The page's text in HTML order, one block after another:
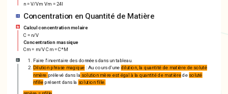
n = V/Vm Vm = 24l
Concentration en Quantité de Matière
Calcul concentration molaire
C = n/V
Concentration massique
Cm = m/V Cm = C*M
Faire l'inventaire des données dans un tableau.
Dilution phrase magique : Au cours d'une dilution, la quantité de matière de soluté
nmère prélevé dans la solution mère est égal à la quantité de matièrede soluté
nfilleprésent dans la solution fille.